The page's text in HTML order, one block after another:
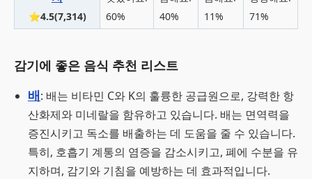
⭐4.5(7,314)
60%
40%
11%
71%
감기에 좋은 음식 추천 리스트
배: 배는 비타민 C와 K의 훌륭한 공급원으로, 강력한 항
산화제와 미네랄을 함유하고 있습니다. 배는 면역력을
증진시키고 독소를 배출하는 데 도움을 줄 수 있습니다.
특히, 호흡기 계통의 염증을 감소시키고, 폐에 수분을 유
지하며, 감기와 기침을 예방하는 데 효과적입니다​​.